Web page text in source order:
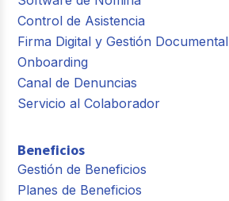
Control de Asistencia
Firma Digital y Gestión Documental
Onboarding
Canal de Denuncias
Servicio al Colaborador
Beneficios
Gestión de Beneficios
Planes de Beneficios